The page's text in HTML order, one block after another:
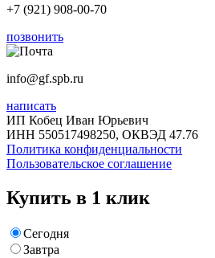
+7 (921) 908-00-70
позвонить
info@gf.spb.ru
написать
ИП Кобец Иван Юрьевич
ИНН 550517498250, ОКВЭД 47.76
Политика конфиденциальности
Пользовательское соглашение
Купить в 1 клик
Сегодня
Завтра